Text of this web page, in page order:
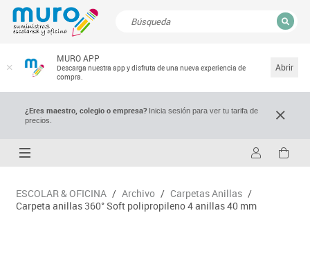
MURO APP
Descarga nuestra app y disfruta de una nueva experiencia de
compra.
Abrir
¿Eres maestro, colegio o empresa?Inicia sesión para ver tu tarifa de
precios.
ESCOLAR & OFICINA / Archivo / Carpetas Anillas /
Carpeta anillas 360° Soft polipropileno 4 anillas 40 mm